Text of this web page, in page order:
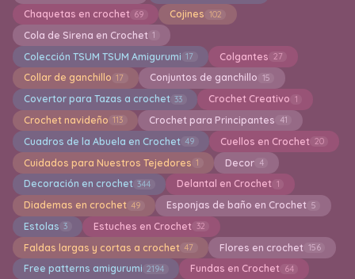
Chaquetas en crochet 69 Cojines 102
Cola de Sirena en Crochet 1
Colección TSUM TSUM Amigurumi 17 Colgantes 27
Collar de ganchillo 17 Conjuntos de ganchillo 15
Covertor para Tazas a crochet 33 Crochet Creativo 1
Crochet navideño 113 Crochet para Principantes 41
Cuadros de la Abuela en Crochet 49 Cuellos en Crochet 20
Cuidados para Nuestros Tejedores 1 Decor 4
Decoración en crochet 344 Delantal en Crochet 1
Diademas en crochet 49 Esponjas de baño en Crochet 5
Estolas 3 Estuches en Crochet 32
Faldas largas y cortas a crochet 47 Flores en crochet 156
Free patterns amigurumi 2194 Fundas en Crochet 64